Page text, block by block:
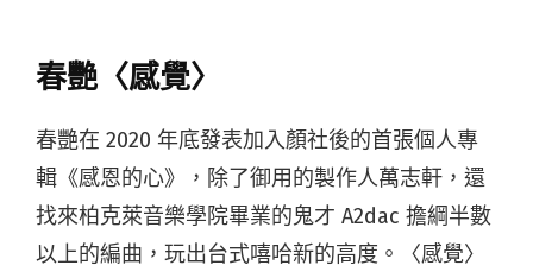
春艷〈感覺〉
春艷在 2020 年底發表加入顏社後的首張個人專
輯《感恩的心》，除了御用的製作人萬志軒，還
找來柏克萊音樂學院畢業的鬼才 A2dac 擔綱半數
以上的編曲，玩出台式嘻哈新的高度。〈感覺〉